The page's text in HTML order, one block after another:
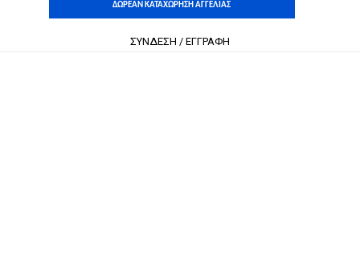
ΔΩΡΕΑΝ ΚΑΤΑΧΩΡΗΣΗ ΑΓΓΕΛΙΑΣ
ΣΥΝΔΕΣΗ / ΕΓΓΡΑΦΗ